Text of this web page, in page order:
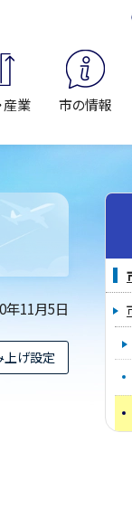
産業 市の情報
年11月5日
上げ設定